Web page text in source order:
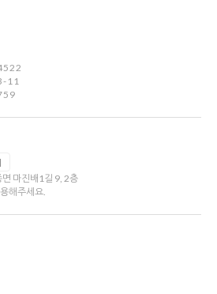
11
마진배1길 9, 2층
해주세요.